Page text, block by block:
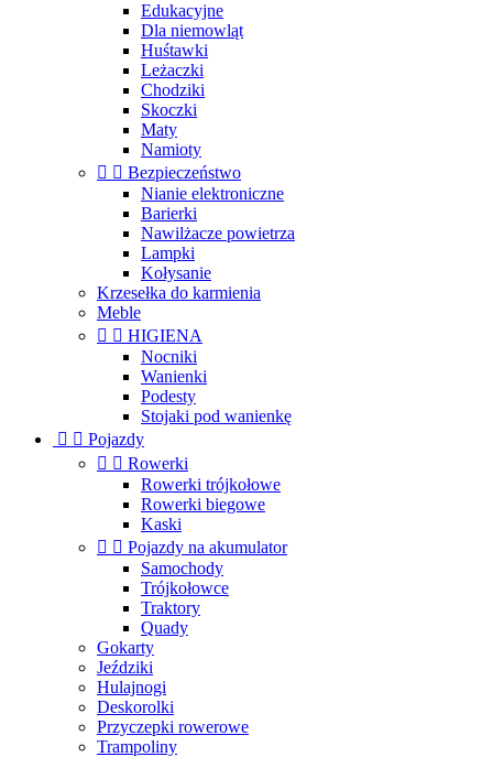
Edukacyjne
Dla niemowląt
Huśtawki
Leżaczki
Chodziki
Skoczki
Maty
Namioty
  Bezpieczeństwo
Nianie elektroniczne
Barierki
Nawilżacze powietrza
Lampki
Kołysanie
Krzesełka do karmienia
Meble
  HIGIENA
Nocniki
Wanienki
Podesty
Stojaki pod wanienkę
  Pojazdy
  Rowerki
Rowerki trójkołowe
Rowerki biegowe
Kaski
  Pojazdy na akumulator
Samochody
Trójkołowce
Traktory
Quady
Gokarty
Jeździki
Hulajnogi
Deskorolki
Przyczepki rowerowe
Trampoliny